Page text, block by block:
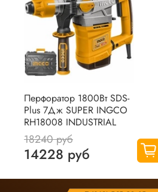
Перфоратор 1800Вт SDS-
Plus 7Дж SUPER INGCO
RH18008 INDUSTRIAL
18240 руб
14228 руб